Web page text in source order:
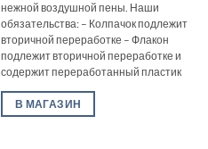
нежной воздушной пены. Наши
обязательства: – Колпачок подлежит
вторичной переработке – Флакон
подлежит вторичной переработке и
содержит переработанный пластик
В МАГАЗИН